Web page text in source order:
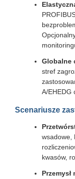
Globalne
stref
A/EHEDG
Scenariusze
wsadowe,
kwasów,